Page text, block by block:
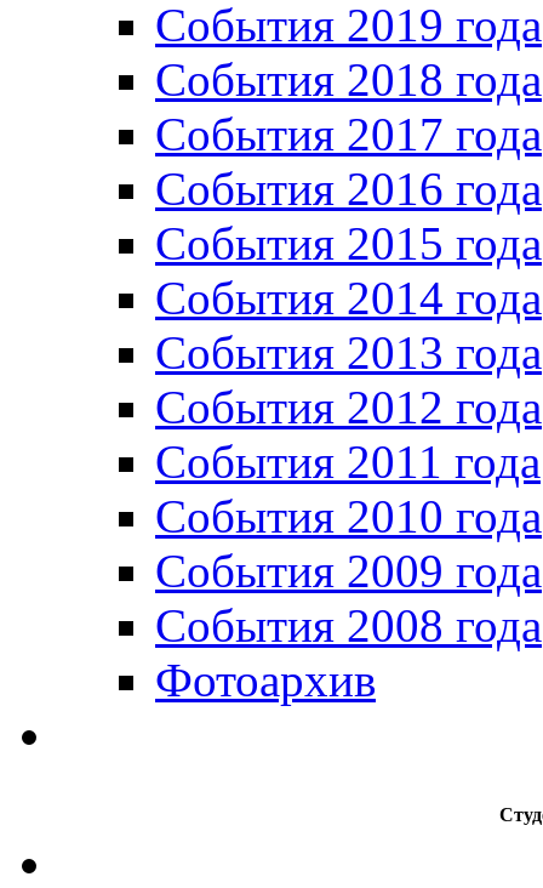
События 2019 года
События 2018 года
События 2017 года
События 2016 года
События 2015 года
События 2014 года
События 2013 года
События 2012 года
События 2011 года
События 2010 года
События 2009 года
События 2008 года
Фотоархив